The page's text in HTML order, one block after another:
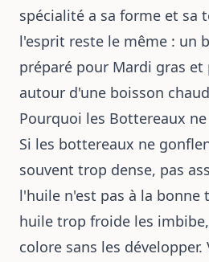
spécialité a sa forme et sa
l'esprit reste le même : un
préparé pour Mardi gras
autour d'une boisson
Pourquoi les Bottereaux
Si les bottereaux ne
souvent trop dense, pas
l'huile n'est pas à la bonne
huile trop froide les
colore sans les développer.